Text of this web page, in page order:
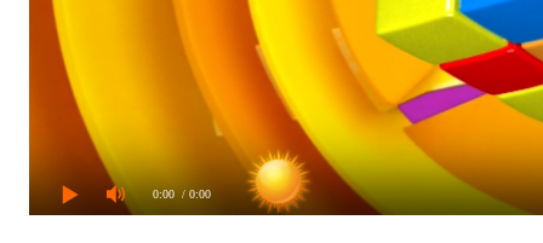
0:00 / 0:00